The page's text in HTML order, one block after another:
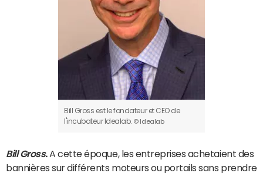
Bill Gross est le fondateur et CEO de
l'incubateur Idealab. © Idealab
Bill Gross.A cette époque, les entreprises achetaient des
bannières sur différents moteurs ou portails sans prendre